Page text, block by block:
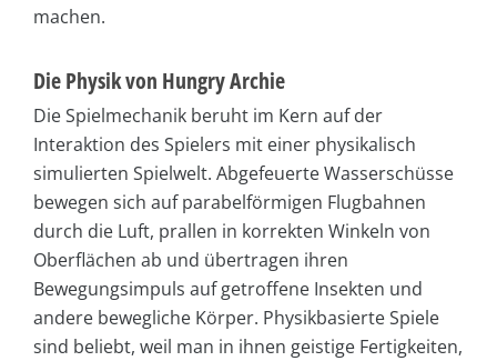
machen.
Die Physik von Hungry Archie
Die Spielmechanik beruht im Kern auf der
Interaktion des Spielers mit einer physikalisch
simulierten Spielwelt. Abgefeuerte Wasserschüsse
bewegen sich auf parabelförmigen Flugbahnen
durch die Luft, prallen in korrekten Winkeln von
Oberflächen ab und übertragen ihren
Bewegungsimpuls auf getroffene Insekten und
andere bewegliche Körper. Physikbasierte Spiele
sind beliebt, weil man in ihnen geistige Fertigkeiten,